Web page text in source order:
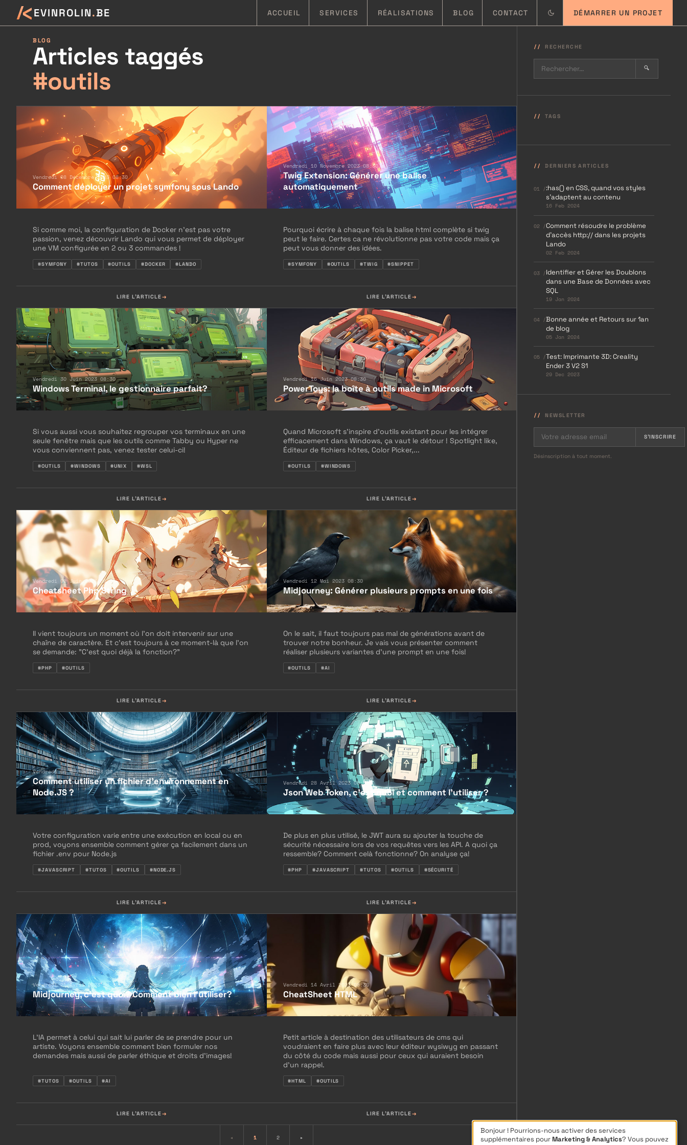
KEVINROLIN.BE ACCUEIL SERVICES RÉALISATIONS BLOG CONTACT DÉMARRER UN PROJET
BLOG
Articles taggés
#outils
Comment déployer un projet symfony sous Lando
Vendredi 08 Décembre 2023 08:30
Si comme moi, la configuration de Docker n’est pas votre
passion, venez découvrir Lando qui vous permet de déployer
une VM configurée en 2 ou 3 commandes !
#SYMFONY #TUTOS #OUTILS #DOCKER #LANDO
LIRE L'ARTICLE
Twig Extension: Générer une balise
automatiquement
Vendredi 10 Novembre 2023 08:30
Pourquoi écrire à chaque fois la balise html complète si twig
peut le faire. Certes ca ne révolutionne pas votre code mais ça
peut vous donner des idées.
#SYMFONY #OUTILS #TWIG #SNIPPET
LIRE L'ARTICLE
Windows Terminal, le gestionnaire parfait?
Vendredi 30 Juin 2023 08:30
Si vous aussi vous souhaitez regrouper vos terminaux en une
seule fenêtre mais que les outils comme Tabby ou Hyper ne
vous conviennent pas, venez tester celui-ci!
#OUTILS #WINDOWS #UNIX #WSL
LIRE L'ARTICLE
PowerToys: la boîte à outils made in Microsoft
Vendredi 16 Juin 2023 08:30
Quand Microsoft s’inspire d’outils existant pour les intégrer
efficacement dans Windows, ça vaut le détour ! Spotlight like,
Éditeur de fichiers hôtes, Color Picker,...
#OUTILS #WINDOWS
LIRE L'ARTICLE
Cheatsheet Php String
Vendredi 02 Juin 2023 08:30
Il vient toujours un moment où l’on doit intervenir sur une
chaîne de caractère. Et c’est toujours à ce moment-là que l’on
se demande: "C’est quoi déjà la fonction?"
#PHP #OUTILS
LIRE L'ARTICLE
Midjourney: Générer plusieurs prompts en une fois
Vendredi 12 Mai 2023 08:30
On le sait, il faut toujours pas mal de générations avant de
trouver notre bonheur. Je vais vous présenter comment
réaliser plusieurs variantes d’une prompt en une fois!
#OUTILS #AI
LIRE L'ARTICLE
Comment utiliser un fichier d'environnement en
Node.JS ?
Vendredi 05 Mai 2023 08:30
Votre configuration varie entre une exécution en local ou en
prod, voyons ensemble comment gérer ça facilement dans un
fichier .env pour Node.js
#JAVASCRIPT #TUTOS #OUTILS #NODE.JS
LIRE L'ARTICLE
Json Web Token, c'est quoi et comment l'utiliser ?
Vendredi 28 Avril 2023 08:30
De plus en plus utilisé, le JWT aura su ajouter la touche de
sécurité nécessaire lors de vos requêtes vers les API. A quoi ça
ressemble? Comment celà fonctionne? On analyse ça!
#PHP #JAVASCRIPT #TUTOS #OUTILS #SÉCURITÉ
LIRE L'ARTICLE
Midjourney, c'est quoi? Comment bien l'utiliser?
Vendredi 21 Avril 2023 08:30
L’IA permet à celui qui sait lui parler de se prendre pour un
artiste. Voyons ensemble comment bien formuler nos
demandes mais aussi de parler éthique et droits d’images!
#TUTOS #OUTILS #AI
LIRE L'ARTICLE
CheatSheet HTML
Vendredi 14 Avril 2023 08:30
Petit article à destination des utilisateurs de cms qui
voudraient en faire plus avec leur éditeur wysiwyg en passant
du côté du code mais aussi pour ceux qui auraient besoin
d’un rappel.
#HTML #OUTILS
LIRE L'ARTICLE
◂ 1 2 ▸
RECHERCHE
🔍
TAGS
DERNIERS ARTICLES
01 /:has() en CSS, quand vos styles
s’adaptent au contenu
16 Feb 2024
02 /Comment résoudre le problème
d’accès http:// dans les projets
Lando
02 Feb 2024
03 /Identifier et Gérer les Doublons
dans une Base de Données avec
SQL
19 Jan 2024
04 /Bonne année et Retours sur 1an
de blog
05 Jan 2024
05 /Test: Imprimante 3D: Creality
Ender 3 V2 S1
29 Dec 2023
NEWSLETTER
S'INSCRIRE
Désinscription à tout moment.
Bonjour ! Pourrions-nous activer des services
supplémentaires pourMarketing & Analytics? Vous pouvez